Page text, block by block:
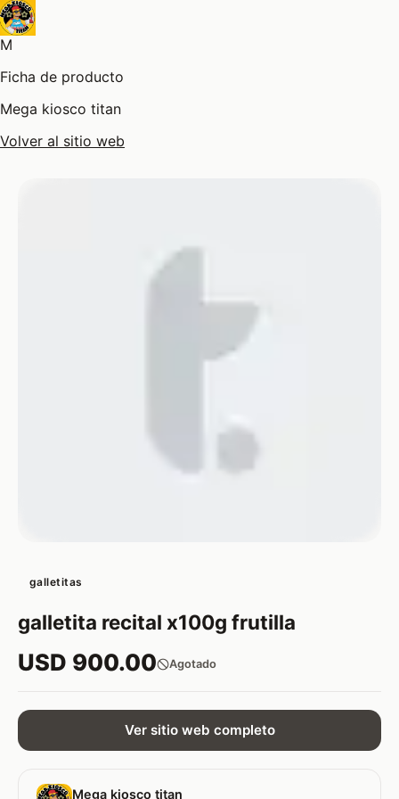
M
Ficha de producto
Mega kiosco titan
Volver al sitio web
galletitas
galletita recital x100g frutilla
USD 900.00 Agotado
Ver sitio web completo
Mega kiosco titan